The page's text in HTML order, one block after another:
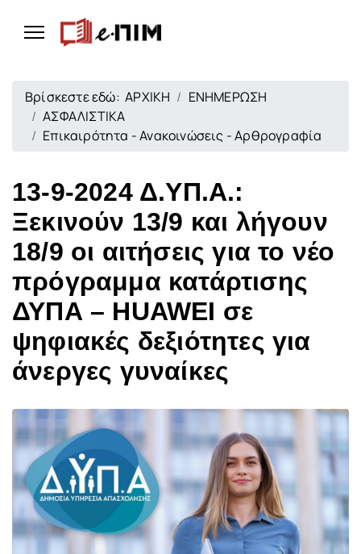
Βρίσκεστε εδώ:ΑΡΧΙΚΗ
ΕΝΗΜΕΡΩΣΗ
ΑΣΦΑΛΙΣΤΙΚΑ
Επικαιρότητα - Ανακοινώσεις - Αρθρογραφία
13-9-2024 Δ.ΥΠ.Α.:
Ξεκινούν 13/9 και λήγουν
18/9 οι αιτήσεις για το νέο
πρόγραμμα κατάρτισης
ΔΥΠΑ – HUAWEI σε
ψηφιακές δεξιότητες για
άνεργες γυναίκες